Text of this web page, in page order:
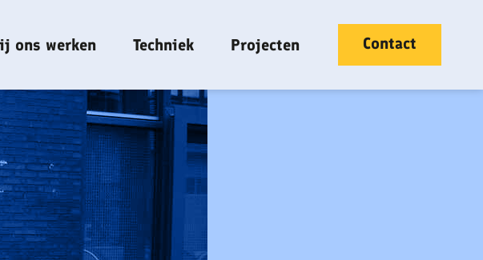
ons werken Techniek Projecten Contact